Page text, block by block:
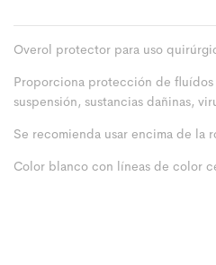
Overol protector para uso
Proporciona protección de
suspensión, sustancias dañinas,
Se recomienda usar encima de la
Color blanco con líneas de color